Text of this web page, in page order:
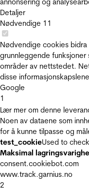
Detaljer
Nødvendige 11
Nødvendige cookies
grunnleggende funksjoner
områder av nettstedet.
disse
Google
1
Lær mer om denne
Noen av dataene som
for å kunne tilpasse og
test_cookieUsed to
Maksimal
consent.cookiebot.com
www.track.garnius.no
2